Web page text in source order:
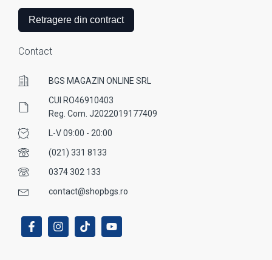
Retragere din contract
Contact
BGS MAGAZIN ONLINE SRL
CUI RO46910403
Reg. Com. J2022019177409
L-V 09:00 - 20:00
(021) 331 8133
0374 302 133
contact@shopbgs.ro